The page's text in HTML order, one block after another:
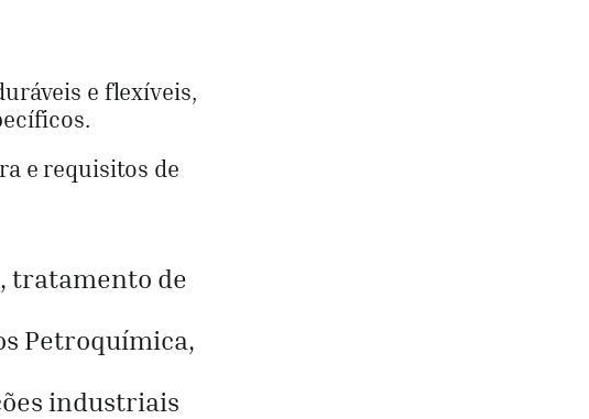
e flexíveis,
e requisitos de
tratamento de
Petroquímica,
industriais